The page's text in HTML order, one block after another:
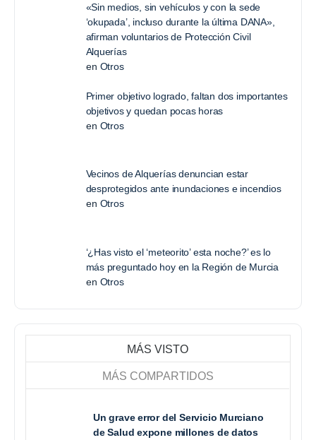
«Sin medios, sin vehículos y con la sede
‘okupada’, incluso durante la última DANA»,
afirman voluntarios de Protección Civil
Alquerías
en Otros
Primer objetivo logrado, faltan dos importantes
objetivos y quedan pocas horas
en Otros
Vecinos de Alquerías denuncian estar
desprotegidos ante inundaciones e incendios
en Otros
‘¿Has visto el ‘meteorito’ esta noche?’ es lo
más preguntado hoy en la Región de Murcia
en Otros
MÁS VISTO
MÁS COMPARTIDOS
Un grave error del Servicio Murciano
de Salud expone millones de datos